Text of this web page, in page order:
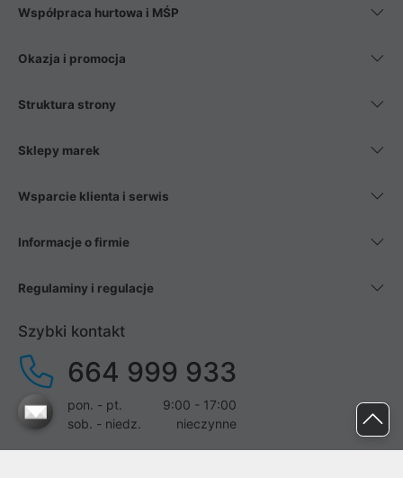
Współpraca hurtowa i MŚP
Okazja i promocja
Struktura strony
Sklepy marek
Wsparcie klienta i serwis
Informacje o firmie
Regulaminy i regulacje
Szybki kontakt
664 999 933
pon. - pt.
9:00 - 17:00
sob. - niedz.
nieczynne